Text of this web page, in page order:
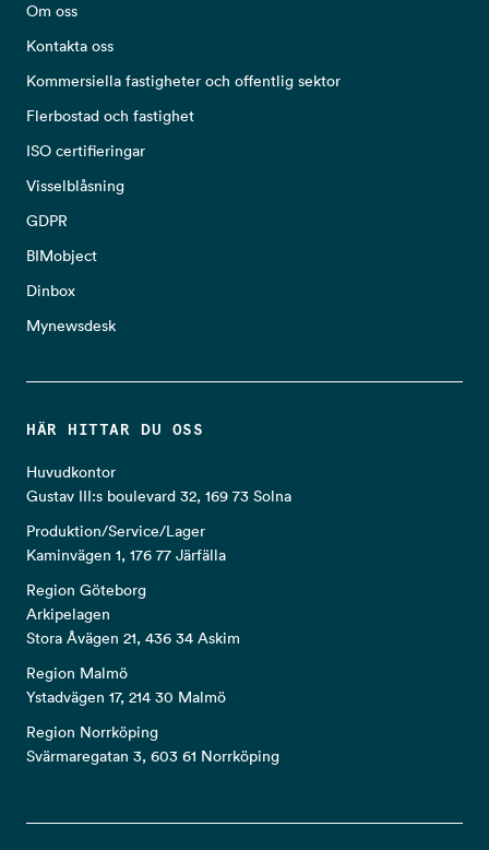
Om oss
Kontakta oss
Kommersiella fastigheter och offentlig sektor
Flerbostad och fastighet
ISO certifieringar
Visselblåsning
GDPR
BIMobject
Dinbox
Mynewsdesk
HÄR HITTAR DU OSS
Huvudkontor
Gustav III:s boulevard 32, 169 73 Solna
Produktion/Service/Lager
Kaminvägen 1, 176 77 Järfälla
Region Göteborg
Arkipelagen
Stora Åvägen 21, 436 34 Askim
Region Malmö
Ystadvägen 17, 214 30 Malmö
Region Norrköping
Svärmaregatan 3, 603 61 Norrköping